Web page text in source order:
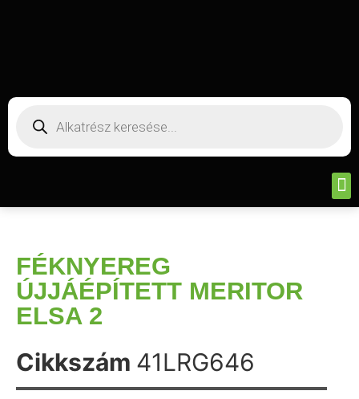
FÉKNYEREG
ÚJJÁÉPÍTETT MERITOR
ELSA 2
Cikkszám 41LRG646